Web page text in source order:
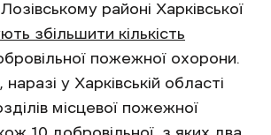
районі Харківської
збільшити кількість
пожежної охорони.
у Харківській області
місцевої пожежної